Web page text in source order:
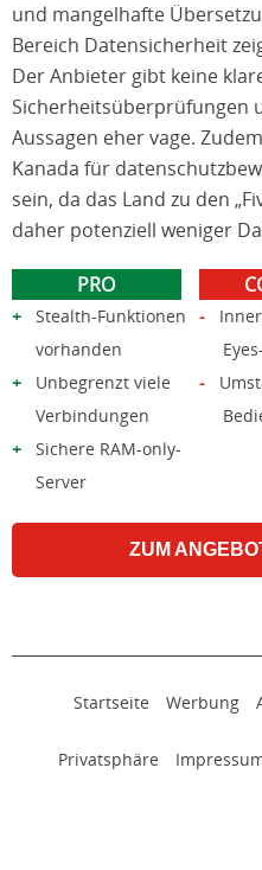
und mangelhafte
Bereich Datensicherheit
Der Anbieter gibt keine
Sicherheitsüberprüfungen
Aussagen eher vage.
Kanada für
sein, da das Land zu den
daher potenziell weniger
PRO
Stealth-Funktionen
vorhanden
Unbegrenzt viele
Verbindungen
Sichere RAM-only-
Server
ZUM
Startseite Werbung
Privatsphäre